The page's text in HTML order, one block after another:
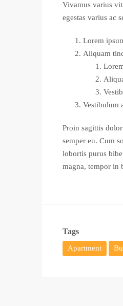
Vivamus varius
egestas varius ac
Lorem
Aliquam
Vestibulum
Proin sagittis
semper eu. Cum
lobortis purus
magna, tempor in
Tags
Apartment